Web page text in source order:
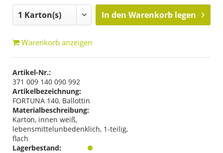
In den Warenkorb legen
Warenkorb anzeigen
Artikel-Nr.:
371 009 140 090 992
Artikelbezeichnung:
FORTUNA 140, Ballottin
Materialbeschreibung:
Karton, innen weiß,
lebensmittelunbedenklich, 1-teilig,
flach
Lagerbestand: